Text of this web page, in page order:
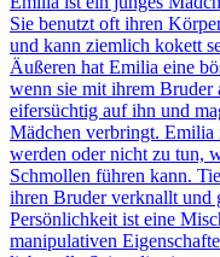
Sie benutzt oft ihren
und kann ziemlich kokett
Äußeren hat Emilia eine
wenn sie mit ihrem Bruder
eifersüchtig auf ihn und
Mädchen verbringt. Emilia
werden oder nicht zu tun,
Schmollen führen kann.
ihren Bruder verknallt und
Persönlichkeit ist eine
manipulativen